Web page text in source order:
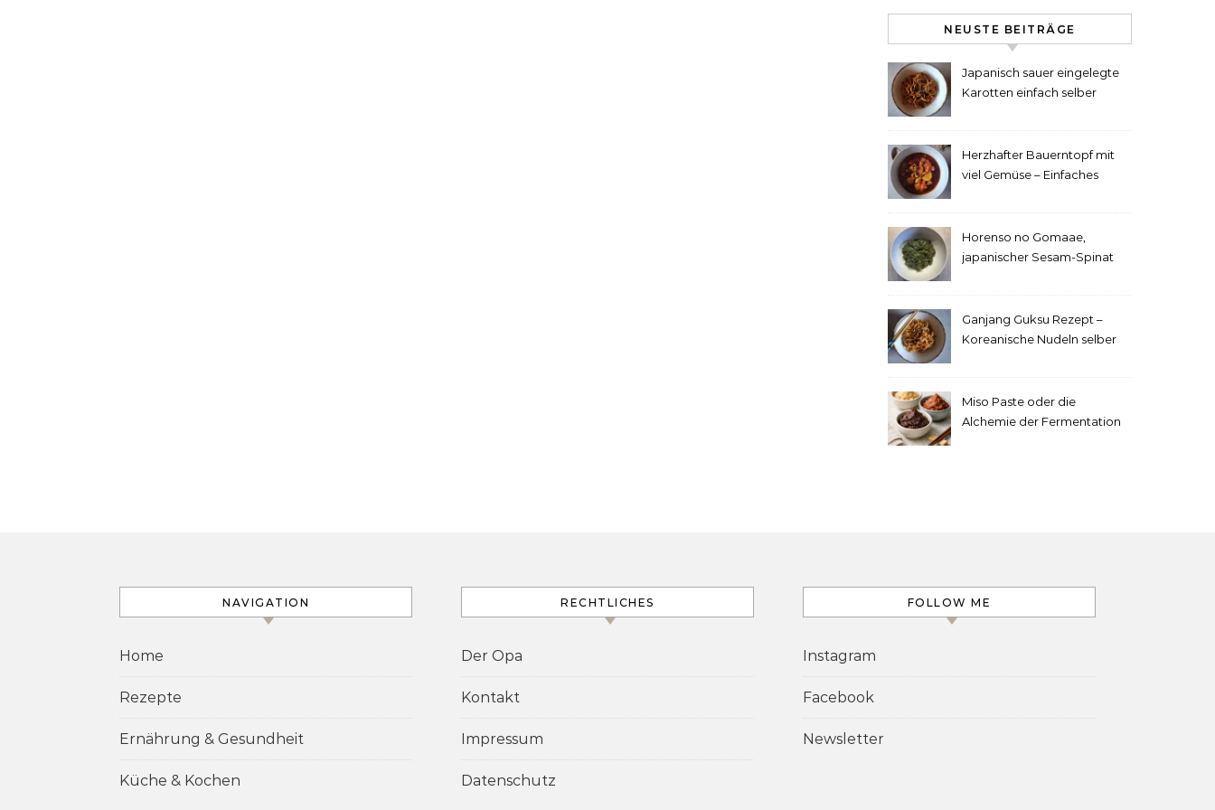
NEUSTE BEITRÄGE
Japanisch sauer eingelegte
Karotten einfach selber
Herzhafter Bauerntopf mit
viel Gemüse – Einfaches
Horenso no Gomaae,
japanischer Sesam-Spinat
Ganjang Guksu Rezept –
Koreanische Nudeln selber
Miso Paste oder die
Alchemie der Fermentation
NAVIGATION
Home
Rezepte
Ernährung & Gesundheit
Küche & Kochen
RECHTLICHES
Der Opa
Kontakt
Impressum
Datenschutz
FOLLOW ME
Instagram
Facebook
Newsletter